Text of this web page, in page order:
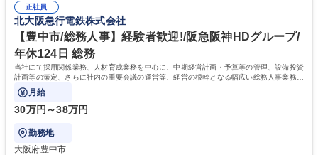
当社の指定する業務 募集職種 東京都品川区【営業アシスタント】未経験O
K◆受発注・事務◆年間休日130日
変化に臨機応変かつ柔軟に対応できる方、約束を守り正確に作業を進めら
れる方を求めています。高度なPCスキルや関数知識は一切不要です。丁
寧な指導体制が整っているため、安心してお仕事をスタートしていただけ
ます。 学歴・資格 学歴：大学院 大学 高専 短大 専修学校 高校 語学力：
資格：
正社員
北大阪急行電鉄株式会社
【豊中市/総務人事】経験者歓迎!/阪急阪神HDグループ/
年休124日 総務
当社にて採用関係業務、人材育成業務を中心に、中期経営計画・予算等の管理、設備投資
計画等の策定、さらに社内の重要会議の運営等、経営の根幹となる幅広い総務人事業務全
般を担当していただきます。
月給
30万円～38万円
勤務地
大阪府豊中市